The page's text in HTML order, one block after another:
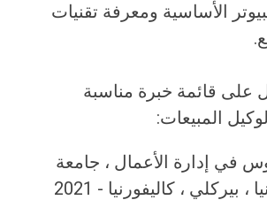
الأساسية ومعرفة تقنيات
على قائمة خبرة مناسبة
المبيعات:
في إدارة الأعمال ، جامعة
، بيركلي ، كاليفورنيا - 2021